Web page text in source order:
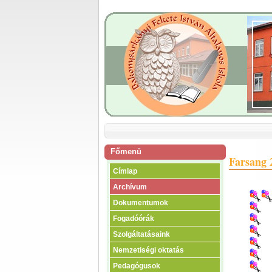
Főmenü
Címlap
Archívum
Dokumentumok
Fogadóórák
Szolgáltatásaink
Nemzetiségi oktatás
Pedagógusok
Farsang